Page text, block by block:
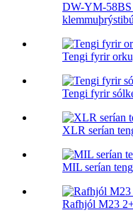
DW-YM-58BS
Tengi fyrir
Tengi fyrir
XLR serían
MIL serían
Rafhjól M23